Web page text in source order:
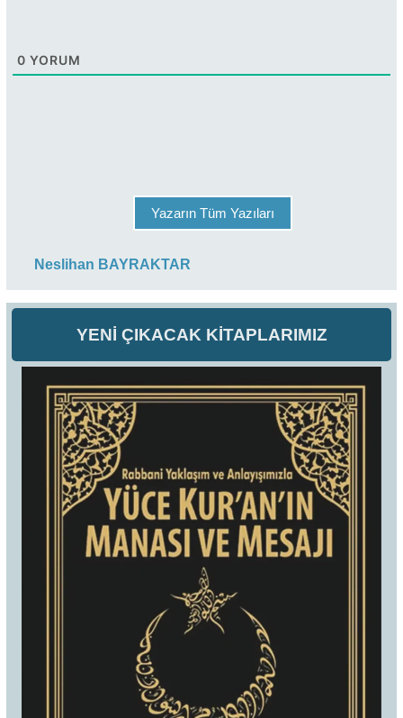
YENİ ÇIKACAK KİTAPLARIMIZ
0 YORUM
Yazarın Tüm Yazıları
Neslihan BAYRAKTAR